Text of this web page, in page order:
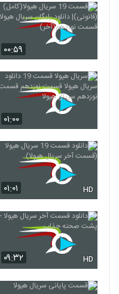
۰۰:۵۹
۰۱:۰۰
۰۱:۰۱ HD
۰۹:۳۲ HD